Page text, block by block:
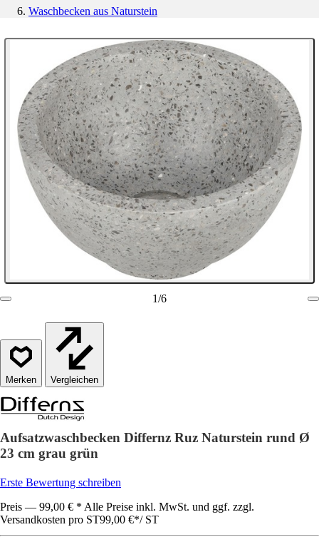
Waschbecken aus Naturstein
1/6
Vergleichen
Aufsatzwaschbecken Differnz Ruz Naturstein rund Ø
23 cm grau grün
Erste Bewertung schreiben
Preis — 99,00 € * Alle Preise inkl. MwSt. und ggf. zzgl.
Versandkosten pro ST99,00 €*/ ST